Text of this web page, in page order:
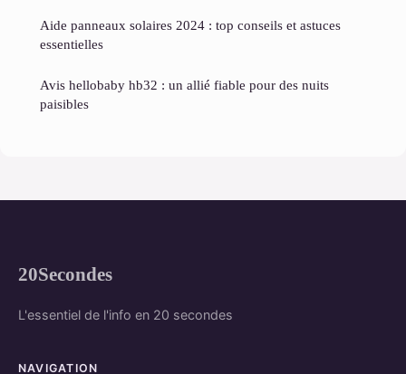
Aide panneaux solaires 2024 : top conseils et astuces
essentielles
Avis hellobaby hb32 : un allié fiable pour des nuits
paisibles
20Secondes
L'essentiel de l'info en 20 secondes
NAVIGATION